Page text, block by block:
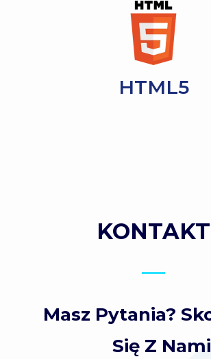
HTML5
KONTAKT
Masz Pytania?
Się Z